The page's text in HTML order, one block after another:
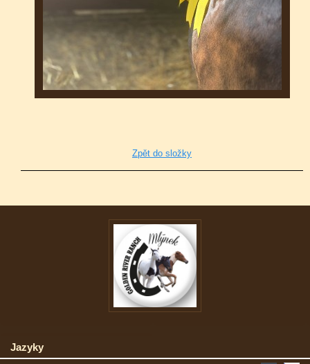
Zpět do složky
Jazyky